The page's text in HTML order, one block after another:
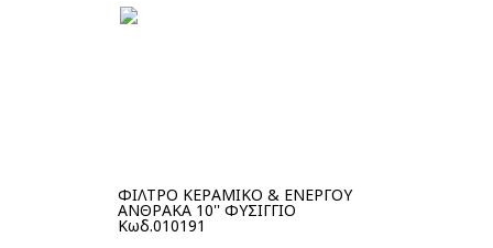
ΦΙΛΤΡΟ ΚΕΡΑΜΙΚΟ & ΕΝΕΡΓΟΥ
ΑΝΘΡΑΚΑ 10'' ΦΥΣΙΓΓΙΟ
Κωδ.010191